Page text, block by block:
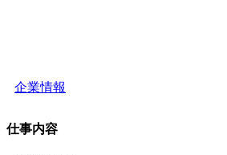
企業情報
仕事内容